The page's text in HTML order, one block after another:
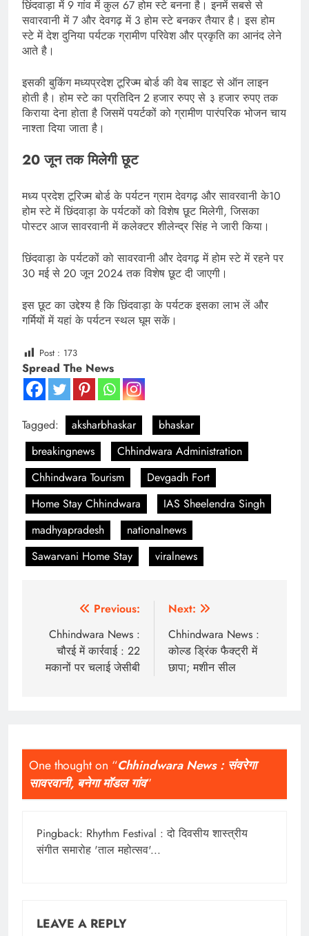
छिंदवाड़ा में 9 गांव में कुल 67 होम स्टे बनना है। इनमें सबसे से
सवारवानी में 7 और देवगढ़ में 3 होम स्टे बनकर तैयार है। इस होम
स्टे में देश दुनिया पर्यटक ग्रामीण परिवेश और प्रकृति का आनंद लेने
आते है।
इसकी बुकिंग मध्यप्रदेश टूरिज्म बोर्ड की वेब साइट से ऑन लाइन
होती है। होम स्टे का प्रतिदिन 2 हजार रुपए से ३ हजार रुपए तक
किराया देना होता है जिसमें पयर्टकों को ग्रामीण पारंपरिक भोजन चाय
नाश्ता दिया जाता है।
20 जून तक मिलेगी छूट
मध्य प्रदेश टूरिज्म बोर्ड के पर्यटन ग्राम देवगढ़ और सावरवानी के10
होम स्टे में छिंदवाड़ा के पर्यटकों को विशेष छूट मिलेगी, जिसका
पोस्टर आज सावरवानी में कलेक्टर शीलेन्द्र सिंह ने जारी किया।
छिंदवाड़ा के पर्यटकों को सावरवानी और देवगढ़ में होम स्टे में रहने पर
30 मई से 20 जून 2024 तक विशेष छूट दी जाएगी।
इस छूट का उद्देश्य है कि छिंदवाड़ा के पर्यटक इसका लाभ लें और
गर्मियों में यहां के पर्यटन स्थल घूम सकें।
Post : 173
Spread The News
Tagged: aksharbhaskar
bhaskar
breakingnews
Chhindwara Administration
Chhindwara Tourism
Devgadh Fort
Home Stay Chhindwara
IAS Sheelendra Singh
madhyapradesh
nationalnews
Sawarvani Home Stay
viralnews
navigation
Previous:
Chhindwara News :
चौरई में कार्रवाई : 22
मकानों पर चलाई जेसीबी
Next:
Chhindwara News :
कोल्ड ड्रिंक फैक्ट्री में
छापा; मशीन सील
One thought on “Chhindwara News : संवरेगा
सावरवानी, बनेगा मॉडल गांव”
Pingback: Rhythm Festival : दो दिवसीय शास्त्रीय
संगीत समारोह 'ताल महोत्सव'...
LEAVE A REPLY